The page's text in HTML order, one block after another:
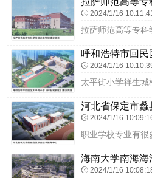
2024/1/16
2024/1/16
河北省保定市
2024/1/16
2024/1/16